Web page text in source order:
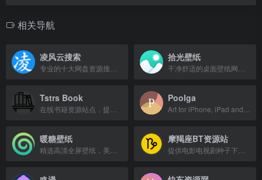
相关导航
凌风云搜索 拾光壁纸
Tstrs Book Poolga
暖糖壁纸 摩羯座BT资源站